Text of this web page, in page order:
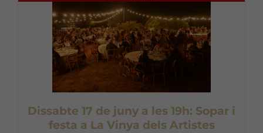
Dissabte 17 de juny a les 19h: Sopar i
festa a La Vinya dels Artistes